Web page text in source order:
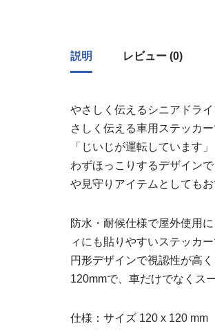
説明 レビュー (0)
やさしく伝えるシニアドラ
さしく伝える車用ステッカー
「じいじが運転しています
わずほっこりするデザイン
や見守りアイテムとしてもお
防水・耐候仕様で屋外使用
ィにも貼りやすいステッカー
円形デザインで視認性が高
120mmで、車だけでなくス
仕様：サイズ 120 x 120 mm